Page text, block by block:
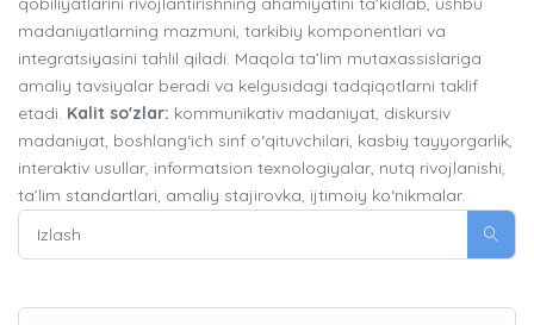
madaniyatlarning mazmuni, tarkibiy komponentlari va
integratsiyasini tahlil qiladi. Maqola ta’lim mutaxassislariga
amaliy tavsiyalar beradi va kelgusidagi tadqiqotlarni taklif
etadi. Kalit so'zlar: kommunikativ madaniyat, diskursiv
madaniyat, boshlang‘ich sinf o‘qituvchilari, kasbiy tayyorgarlik,
interaktiv usullar, informatsion texnologiyalar, nutq rivojlanishi,
ta’lim standartlari, amaliy stajirovka, ijtimoiy ko‘nikmalar.